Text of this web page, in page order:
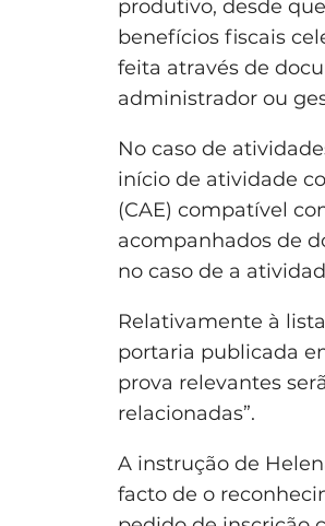
produtivo, desde
benefícios fiscais
feita através de
administrador ou
No caso de
início de atividade
(CAE) compatível
acompanhados de
no caso de a
Relativamente à
portaria publicada
prova relevantes
relacionadas”.
A instrução de
facto de o